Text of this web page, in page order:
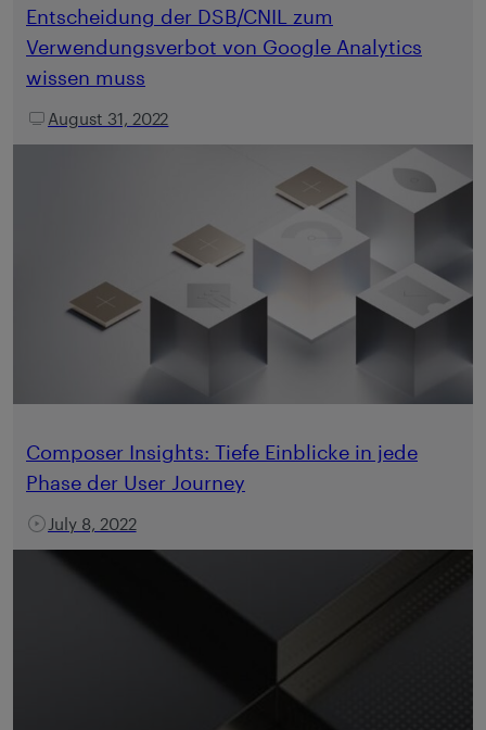
Entscheidung der DSB/CNIL zum
Verwendungsverbot von Google Analytics
wissen muss
August 31, 2022
Composer Insights: Tiefe Einblicke in jede
Phase der User Journey
July 8, 2022